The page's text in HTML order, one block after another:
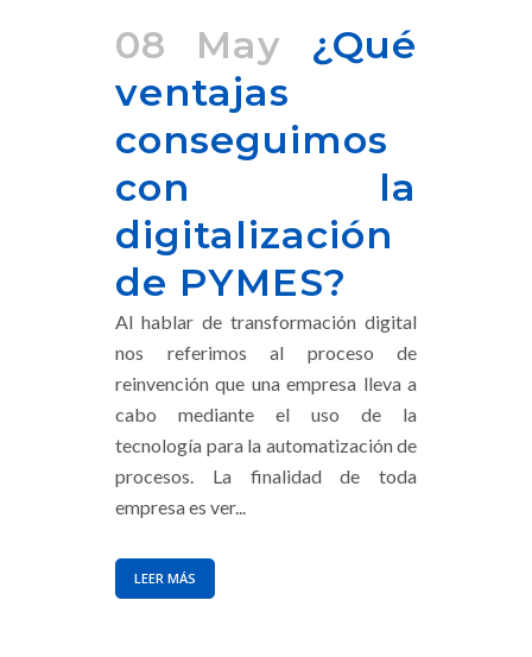
08 May
¿Qué
ventajas
conseguimos
con la
digitalización
de PYMES?
Al hablar de transformación digital
nos referimos al proceso de
reinvención que una empresa lleva a
cabo mediante el uso de la
tecnología para la automatización de
procesos. La finalidad de toda
empresa es ver...
LEER MÁS